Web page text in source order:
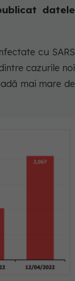
datele
cu SARS
cazurile noi
mai mare de